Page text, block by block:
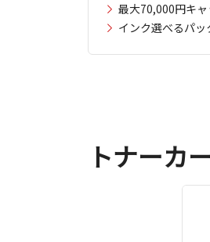
最大70,000円キ
インク選べるパッ
トナーカ